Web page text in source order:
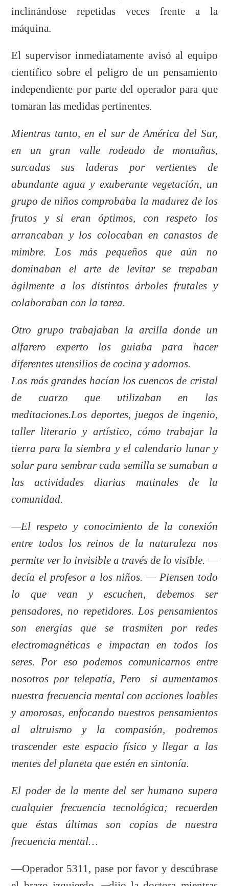
inclinándose repetidas veces frente a la
máquina.
El supervisor inmediatamente avisó al equipo
científico sobre el peligro de un pensamiento
independiente por parte del operador para que
tomaran las medidas pertinentes.
Mientras tanto, en el sur de América del Sur,
en un gran valle rodeado de montañas,
surcadas sus laderas por vertientes de
abundante agua y exuberante vegetación, un
grupo de niños comprobaba la madurez de los
frutos y si eran óptimos, con respeto los
arrancaban y los colocaban en canastos de
mimbre. Los más pequeños que aún no
dominaban el arte de levitar se trepaban
ágilmente a los distintos árboles frutales y
colaboraban con la tarea.
Otro grupo trabajaban la arcilla donde un
alfarero experto los guiaba para hacer
diferentes utensilios de cocina y adornos.
Los más grandes hacían los cuencos de cristal
de cuarzo que utilizaban en las
meditaciones.Los deportes, juegos de ingenio,
taller literario y artístico, cómo trabajar la
tierra para la siembra y el calendario lunar y
solar para sembrar cada semilla se sumaban a
las actividades diarias matinales de la
comunidad.
—El respeto y conocimiento de la conexión
entre todos los reinos de la naturaleza nos
permite ver lo invisible a través de lo visible. —
decía el profesor a los niños. — Piensen todo
lo que vean y escuchen, debemos ser
pensadores, no repetidores. Los pensamientos
son energías que se trasmiten por redes
electromagnéticas e impactan en todos los
seres. Por eso podemos comunicarnos entre
nosotros por telepatía, Pero si aumentamos
nuestra frecuencia mental con acciones loables
y amorosas, enfocando nuestros pensamientos
al altruismo y la compasión, podremos
trascender este espacio físico y llegar a las
mentes del planeta que estén en sintonía.
El poder de la mente del ser humano supera
cualquier frecuencia tecnológica; recuerden
que éstas últimas son copias de nuestra
frecuencia mental…
—Operador 5311, pase por favor y descúbrase